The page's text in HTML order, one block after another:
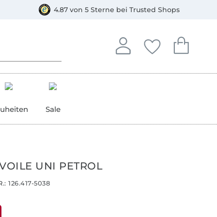
4.87 von 5 Sterne bei Trusted Shops
Anmelden
In deinem Konto
Deine
Du hast keine
Dein
Du hast
Sale
UNI PETROL
126.417-5038